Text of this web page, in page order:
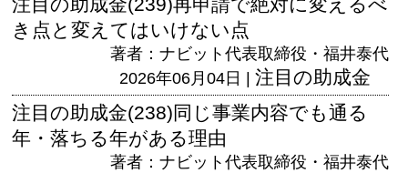
き点と変えてはいけない点
著者：ナビット代表取締役・福井泰代
2026年06月04日 | 注目の助成金
注目の助成金(238)同じ事業内容でも通る
年・落ちる年がある理由
著者：ナビット代表取締役・福井泰代